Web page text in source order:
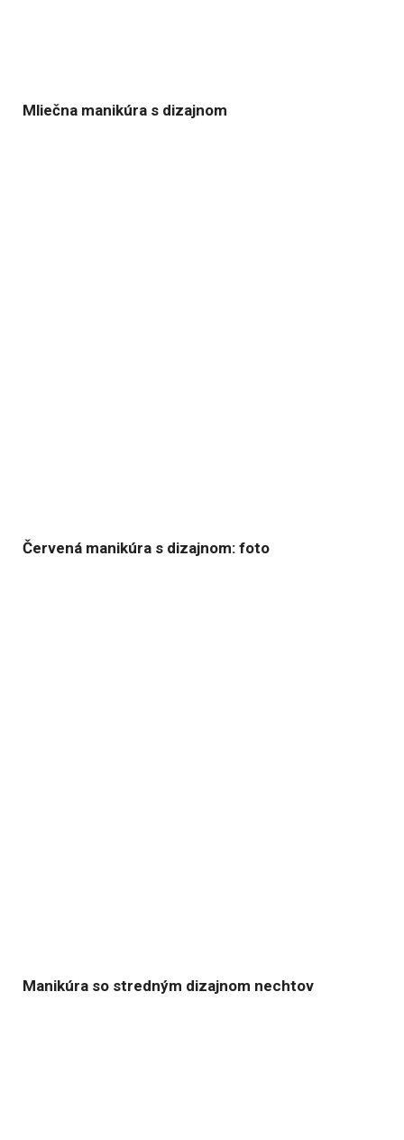
Mliečna manikúra s dizajnom
Červená manikúra s dizajnom: foto
Manikúra so stredným dizajnom nechtov